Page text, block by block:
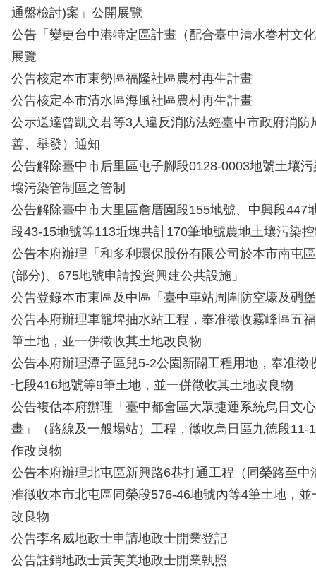
通盤檢討)案」公開展覽
公告「變更台中港特定區計畫（配合臺中清水眷村文
展覽
公告核定本市東勢區福隆社區農村再生計畫
公告核定本市清水區海風社區農村再生計畫
公示送達曾凱文君等3人違反消防法經臺中市政府消防
善、舉發）通知
公告解除臺中市后里區屯子腳段0128-0003地號土壤
壤污染管制區之管制
公告解除臺中市大里區詹厝園段155地號、中興段447
段43-15地號等113坵塊共計170筆地號農地土壤污染
公告本府辦理「和多利環保股份有限公司於本市南屯
(部分)、675地號申請投資興建公共設施」
公告登錄本市東區及中區「臺中車站周圍防空壕及碉
公告本府辦理車籠埤抽水站工程，奉准徵收霧峰區五
筆土地，並一併徵收其土地改良物
公告本府辦理潭子區兒5-2公園新闢工程用地，奉准徵
七段416地號等9筆土地，並一併徵收其土地改良物
公告複估本府辦理「臺中都會區大眾捷運系統烏日文
畫」（路線及一般場站）工程，徵收烏日區九德段11-
作改良物
公告本府辦理北屯區新興路6巷打通工程（同榮路至中
准徵收本市北屯區同榮段576-46地號內等4筆土地，
改良物
公告李名威地政士申請地政士開業登記
公告註銷地政士黃芙美地政士開業執照